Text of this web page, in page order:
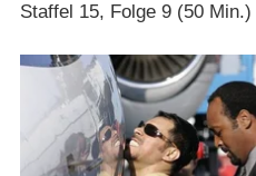
Staffel 15, Folge 9 (50 Min.)